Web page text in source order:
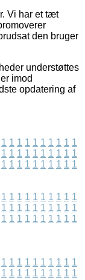
Vi har et tæt
den bruger
understøttes
imod
opdatering af
1 1 1 1 1 1 1 1 1 1
1 1 1 1 1 1 1 1 1 1
1 1 1 1 1 1 1 1 1 1
1 1 1 1 1 1 1 1 1 1
1 1 1 1 1 1 1 1 1 1
1 1 1 1 1 1 1 1 1 1
1 1 1 1 1 1 1 1 1 1
1 1 1 1 1 1 1 1 1 1